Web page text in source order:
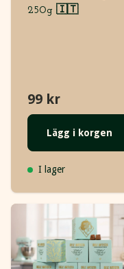
250g 🇮🇹
99 kr
Lägg i korgen
I lager